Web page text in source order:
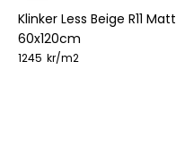
Klinker Less Beige R11 Matt
60x120cm
1245 kr/m2